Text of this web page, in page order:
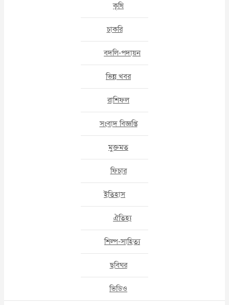
কৃষি
চাকরি
বদলি-পদায়ন
ভিন্ন খবর
রাশিফল
সংবাদ বিজ্ঞপ্তি
মুক্তমত
ফিচার
ইতিহাস
ঐতিহ্য
শিল্প-সাহিত্য
ছবিঘর
ভিডিও